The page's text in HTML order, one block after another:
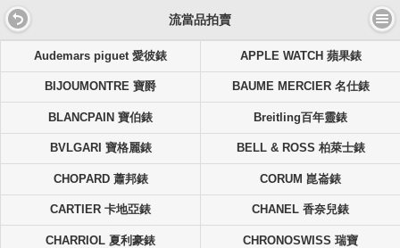
流當品拍賣
Audemars piguet 愛彼錶 APPLE WATCH 蘋果錶
BIJOUMONTRE 寶爵 BAUME MERCIER 名仕錶
BLANCPAIN 寶伯錶 Breitling百年靈錶
BVLGARI 寶格麗錶 BELL & ROSS 柏萊士錶
CHOPARD 蕭邦錶 CORUM 崑崙錶
CARTIER 卡地亞錶 CHANEL 香奈兒錶
CHARRIOL 夏利豪錶 CHRONOSWISS 瑞寶